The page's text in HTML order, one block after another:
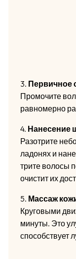
3. Первичное
Промочите
равномерно
4. Нанесение
Разотрите
ладонях и
трите волосы
очистит их
5. Массаж
Круговыми
минуты. Это
способствует